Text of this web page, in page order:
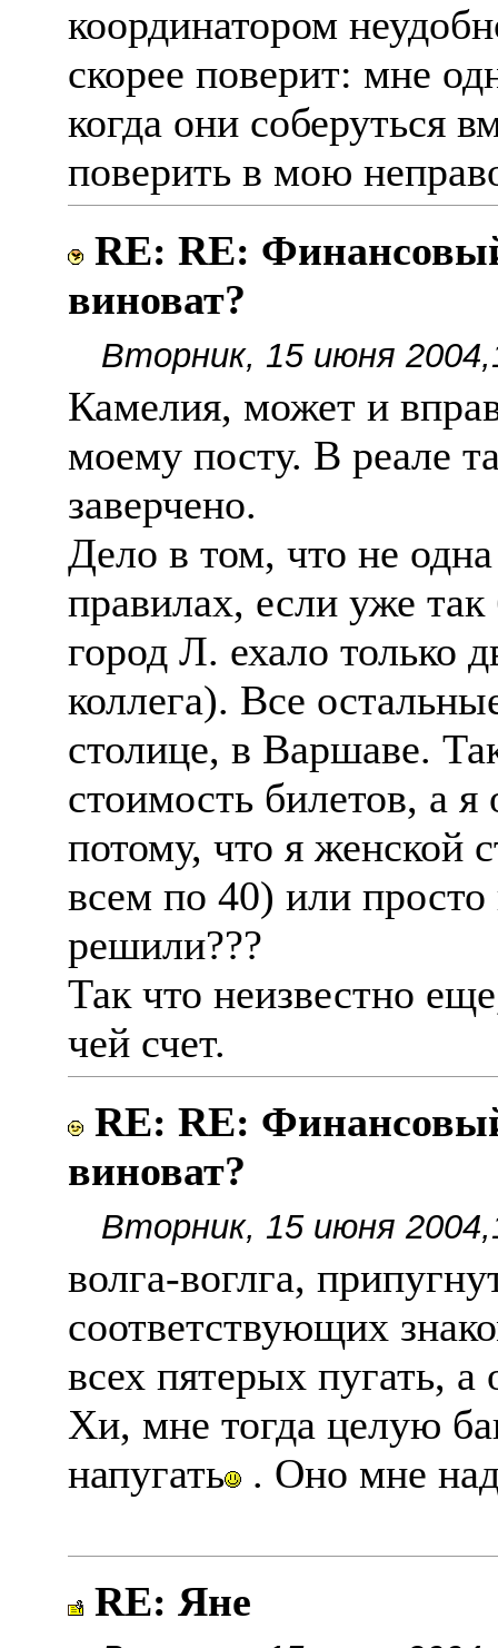
координатором
скорее поверит: мне
когда они соберуться
поверить в мою
RE: RE:
виноват?
Вторник, 15 июня
Камелия, может и
моему посту. В реале
заверчено.
Дело в том, что не
правилах, если уже
город Л. ехало только
коллега). Все
столице, в Варшаве.
стоимость билетов, а
потому, что я женской
всем по 40) или просто
решили???
Так что неизвестно
чей счет.
RE: RE:
виноват?
Вторник, 15 июня
волга-воглга,
соответствующих
всех пятерых пугать, а
Хи, мне тогда целую
напугать
. Оно мне
RE: Яне